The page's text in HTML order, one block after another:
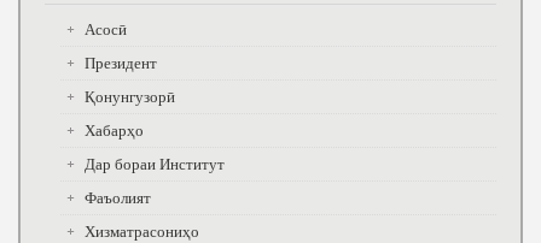
Асосӣ
Президент
Қонунгузорӣ
Хабарҳо
Дар бораи Институт
Фаъолият
Хизматрасониҳо